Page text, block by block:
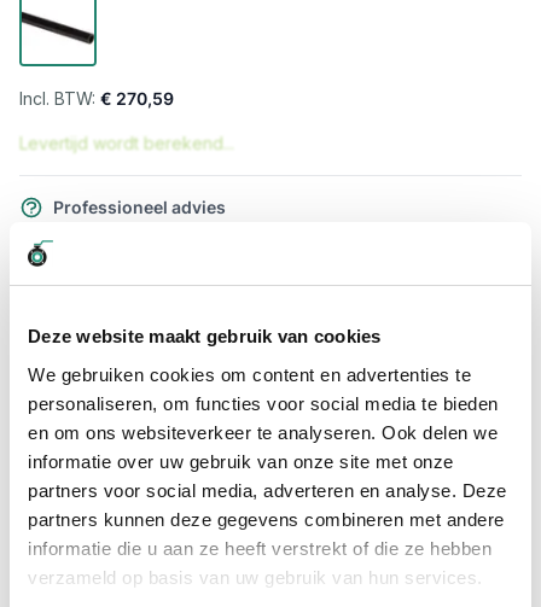
Deze website maakt gebruik van cookies
We gebruiken cookies om content en advertenties te
personaliseren, om functies voor social media te bieden
en om ons websiteverkeer te analyseren. Ook delen we
informatie over uw gebruik van onze site met onze
partners voor social media, adverteren en analyse. Deze
partners kunnen deze gegevens combineren met andere
informatie die u aan ze heeft verstrekt of die ze hebben
verzameld op basis van uw gebruik van hun services.
€ 270,59
Levertijd wordt berekend...
Professioneel advies
Snel naar
Meer informatie
Maatvoering koppeling 16 x 11mm
Materiaal Polyester - Polyurethaan